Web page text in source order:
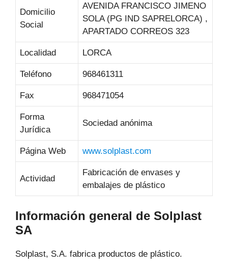
Domicilio
Social
AVENIDA FRANCISCO JIMENO
SOLA (PG IND SAPRELORCA) ,
APARTADO CORREOS 323
Localidad LORCA
Teléfono 968461311
Fax 968471054
Forma
Jurídica
Sociedad anónima
Página Web www.solplast.com
Actividad
Fabricación de envases y
embalajes de plástico
Información general de Solplast
SA
Solplast, S.A. fabrica productos de plástico.